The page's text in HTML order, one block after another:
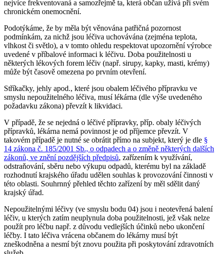
nejvíce frekventovaná a samozřejmě ta, která občan užívá při svém
chronickém onemocnění.
Podotýkáme, že by měla být věnována patřičná pozornost
podmínkám, za nichž jsou léčiva uchovávána (zejména teplota,
vlhkost či světlo), a v tomto ohledu respektovat upozornění výrobce
uvedené v příbalové informaci k léčivu. Doba použitelnosti u
některých lékových forem léčiv (např. sirupy, kapky, masti, krémy)
může být časově omezena po prvním otevření.
Stříkačky, jehly apod., které jsou obalem léčivého přípravku ve
smyslu nepoužitelného léčiva, musí lékárna (dle výše uvedeného
požadavku zákona) převzít k likvidaci.
V případě, že se nejedná o léčivé přípravky, příp. obaly léčivých
přípravků, lékárna nemá povinnost je od příjemce převzít. V
takovém případě je nutné se obrátit přímo na subjekt, který je dle §
14 zákona č. 185/2001 Sb., o odpadech a o změně některých dalších
zákonů, ve znění pozdějších předpisů, zařízením k využívání,
odstraňování, sběru nebo výkupu odpadů, kterému byl na základě
rozhodnutí krajského úřadu udělen souhlas k provozování činnosti v
této oblasti. Souhrnný přehled těchto zařízení by měl sdělit daný
krajský úřad.
Nepoužitelnými léčivy (ve smyslu bodu 04) jsou i neotevřená balení
léčiv, u kterých zatím neuplynula doba použitelnosti, jež však nelze
použít pro léčbu např. z důvodu vedlejších účinků nebo ukončení
léčby. I tato léčiva vrácena občanem do lékárny musí být
zneškodněna a nesmí být znovu použita při poskytování zdravotních